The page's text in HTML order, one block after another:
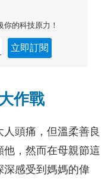
的科技原力！
立即訂閱
作戰
頭痛，但溫柔善良
，然而在母親節這
深感受到媽媽的偉